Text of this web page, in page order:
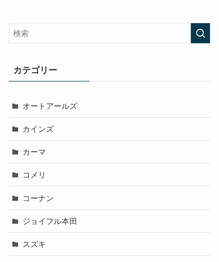
カテゴリー
オートアールズ
カインズ
カーマ
コメリ
コーナン
ジョイフル本田
スズキ